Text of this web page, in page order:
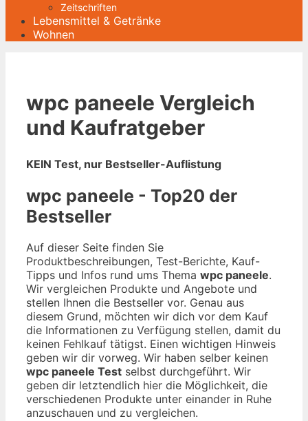
Zeitschriften
Lebensmittel & Getränke
Wohnen
wpc paneele Vergleich
und Kaufratgeber
KEIN Test, nur Bestseller-Auflistung
wpc paneele - Top20 der
Bestseller
Auf dieser Seite finden Sie
Produktbeschreibungen, Test-Berichte, Kauf-
Tipps und Infos rund ums Thema wpc paneele.
Wir vergleichen Produkte und Angebote und
stellen Ihnen die Bestseller vor. Genau aus
diesem Grund, möchten wir dich vor dem Kauf
die Informationen zu Verfügung stellen, damit du
keinen Fehlkauf tätigst. Einen wichtigen Hinweis
geben wir dir vorweg. Wir haben selber keinen
wpc paneele Test selbst durchgeführt. Wir
geben dir letztendlich hier die Möglichkeit, die
verschiedenen Produkte unter einander in Ruhe
anzuschauen und zu vergleichen.